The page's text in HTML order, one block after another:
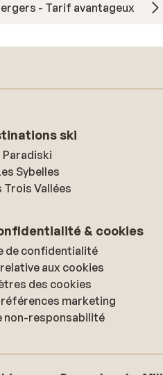
- Tarif avantageux
ski
Paradiski
Sybelles
Trois Vallées
& cookies
de confidentialité
aux cookies
des cookies
marketing
non-responsabilité